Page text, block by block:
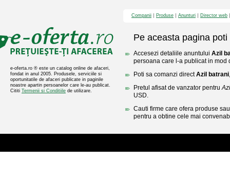
e-oferta.ro ® este un catalog online de afaceri,
fondat in anul 2005. Produsele, serviciile si
oportunitatile de afaceri publicate in paginile
noastre apartin persoanelor care le-au publicat.
Cititi Termenii si Conditiile de utilizare.
Companii Produse Anunturi Director web
Pe aceasta pagina poti
Accesezi detaliile anuntului Azil
persoana care l-a publicat in mod
Poti sa comanzi directAzil batrani
Pretul afisat de vanzator pentru
USD.
Cauti firme care ofera produse
pentru a obtine cele mai